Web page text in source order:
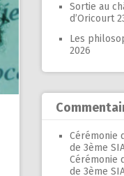
Sortie au
d’Oricourt
Les
2026
Cérémonie
de 3ème
Cérémonie
de 3ème